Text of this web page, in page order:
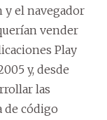
y el navegador
vender
Play
y, desde
las
de código